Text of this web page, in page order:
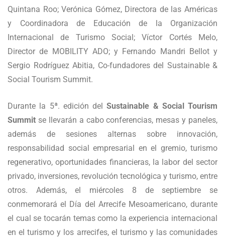
Quintana Roo; Verónica Gómez, Directora de las Américas
y Coordinadora de Educación de la Organización
Internacional de Turismo Social; Víctor Cortés Melo,
Director de MOBILITY ADO; y Fernando Mandri Bellot y
Sergio Rodríguez Abitia, Co-fundadores del Sustainable &
Social Tourism Summit.
Durante la 5ª. edición delSustainable & Social Tourism
Summit se llevarán a cabo conferencias, mesas y paneles,
además de sesiones alternas sobre innovación,
responsabilidad social empresarial en el gremio, turismo
regenerativo, oportunidades financieras, la labor del sector
privado, inversiones, revolución tecnológica y turismo, entre
otros. Además, el miércoles 8 de septiembre se
conmemorará el Día del Arrecife Mesoamericano, durante
el cual se tocarán temas como la experiencia internacional
en el turismo y los arrecifes, el turismo y las comunidades